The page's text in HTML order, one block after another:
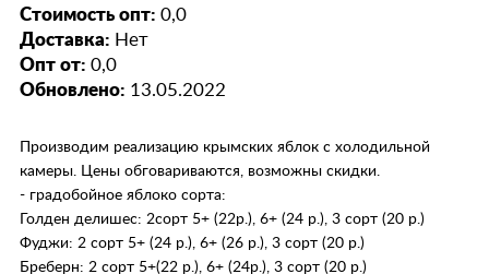
Стоимость опт: 0,0
Доставка: Нет
Опт от: 0,0
Обновлено: 13.05.2022
Производим реализацию крымских яблок с холодильной
камеры. Цены обговариваются, возможны скидки.
- градобойное яблоко сорта:
Голден делишес: 2сорт 5+ (22р.), 6+ (24 р.), 3 сорт (20 р.)
Фуджи: 2 сорт 5+ (24 р.), 6+ (26 р.), 3 сорт (20 р.)
Бреберн: 2 сорт 5+(22 р.), 6+ (24р.), 3 сорт (20 р.)